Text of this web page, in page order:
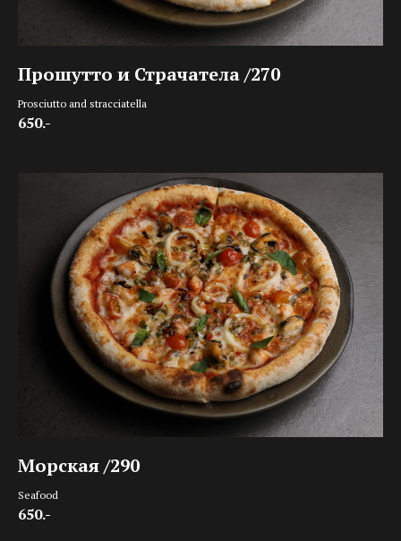
Прошутто и Страчатела /270
Prosciutto and stracciatella
650.-
Морская /290
Seafood
650.-